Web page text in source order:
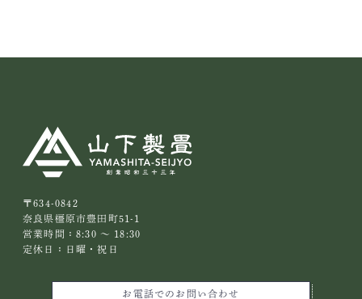
〒634-0842
奈良県橿原市豊田町51-1
営業時間：8:30 ～ 18:30
定休日：日曜・祝日
お電話でのお問い合わせ